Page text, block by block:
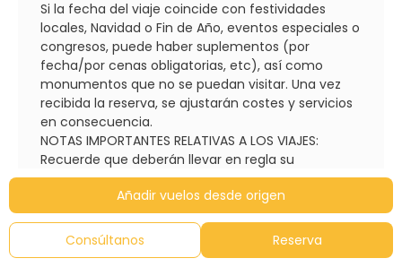
Añadir vuelos desde origen
Consúltanos Reserva
Si la fecha del viaje coincide con festividades
locales, Navidad o Fin de Año, eventos especiales o
congresos, puede haber suplementos (por
fecha/por cenas obligatorias, etc), así como
monumentos que no se puedan visitar. Una vez
recibida la reserva, se ajustarán costes y servicios
en consecuencia.
NOTAS IMPORTANTES RELATIVAS A LOS VIAJES:
Recuerde que deberán llevar en regla su
documentación personal (pasaportes, visados,
certificados de vacunación, etc.). Caso de ser
denegada su entrada en el país por carecer de los
requisitos o por defecto en la documentación
exigida, o por no ser portador de la misma,